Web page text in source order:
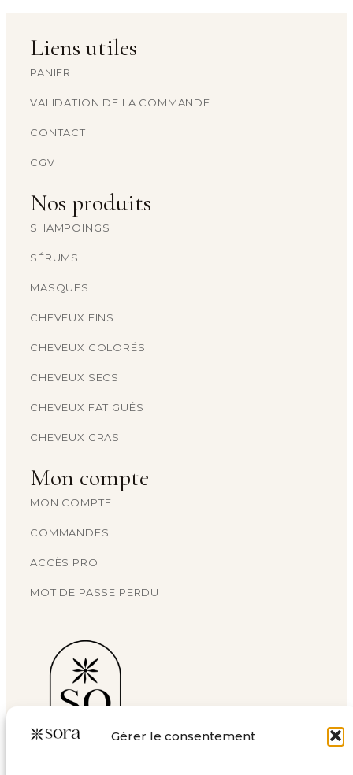
Gérer le consentement
Nos produits
SHAMPOINGS
SÉRUMS
MASQUES
CHEVEUX FINS
CHEVEUX COLORÉS
CHEVEUX SECS
CHEVEUX FATIGUÉS
CHEVEUX GRAS
Mon compte
MON COMPTE
COMMANDES
ACCÈS PRO
MOT DE PASSE PERDU
Liens utiles
PANIER
VALIDATION DE LA COMMANDE
CONTACT
CGV